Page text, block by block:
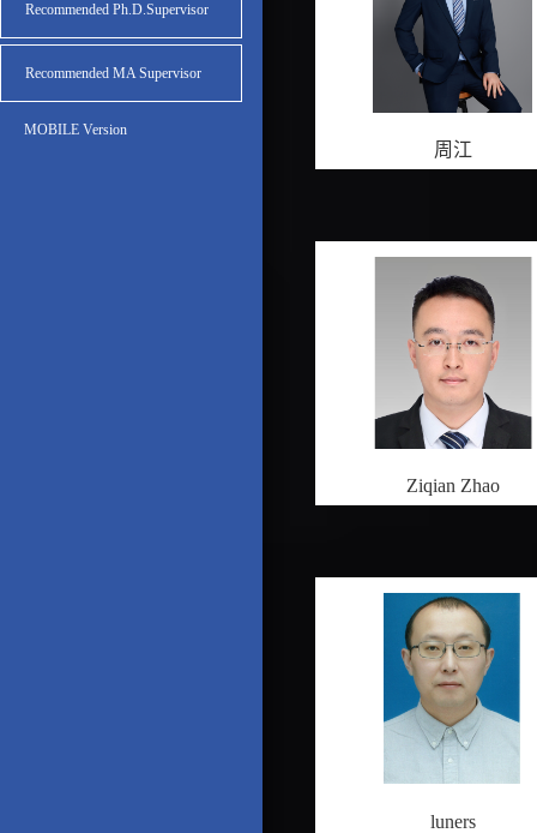
Recommended Ph.D.Supervisor
Recommended MA Supervisor
MOBILE Version
周江
Ziqian Zhao
luners